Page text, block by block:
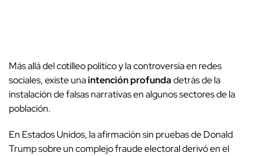
Más allá del cotilleo político y la controversia en redes
sociales, existe unaintención profundadetrás de la
instalación de falsas narrativas en algunos sectores de la
población.
En Estados Unidos, la afirmación sin pruebas de Donald
Trump sobre un complejo fraude electoral derivó en el